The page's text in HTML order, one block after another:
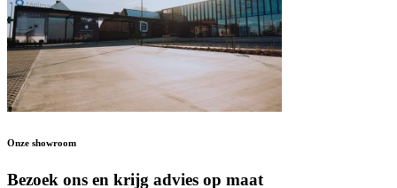
Onze showroom
Bezoek ons en krijg advies op maat